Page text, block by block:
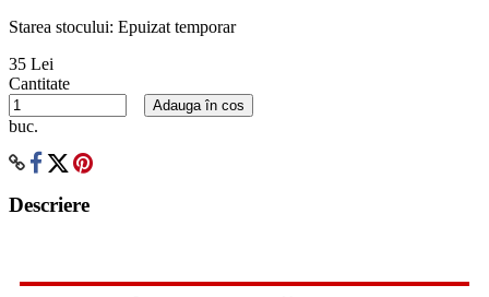
Starea stocului: Epuizat temporar
35 Lei
Cantitate
buc.
Adauga în cos
Descriere